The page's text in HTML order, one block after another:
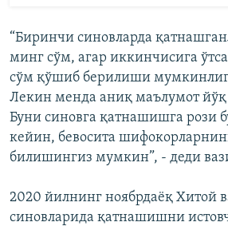
“Биринчи синовларда
минг сўм, агар иккинчисига
сўм қўшиб берилиши
Лекин менда аниқ маълумот йўқ
Буни синовга қатнашишга рози
кейин, бевосита
билишингиз мумкин”, - деди
2020 йилнинг ноябрдаёқ Хитой
синовларида қатнашишни